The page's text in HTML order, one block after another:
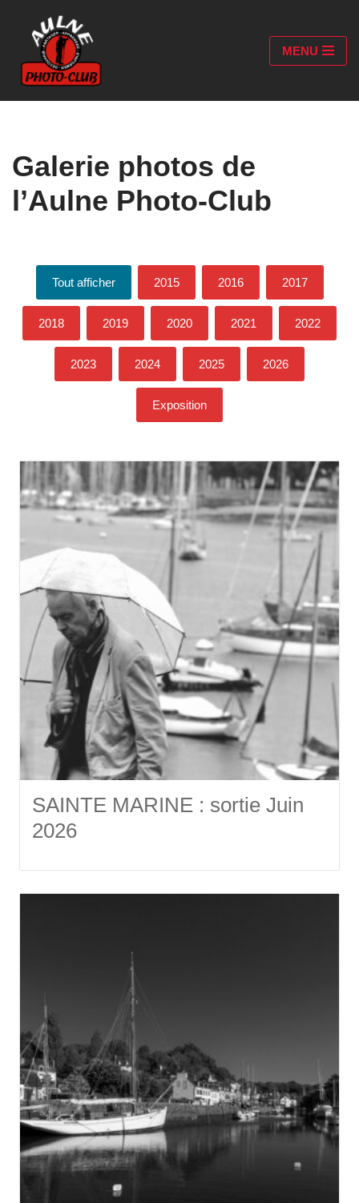
Aller
au
contenu
MENU
Galerie photos de
l’Aulne Photo-Club
Tout afficher 2015 2016 2017
2018 2019 2020 2021 2022
2023 2024 2025 2026
Exposition
SAINTE MARINE : sortie Juin
2026